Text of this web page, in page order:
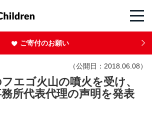
ご寄付のお願い
（公開日：2018.06.08）
エゴ火山の噴火を受け、
所代表代理の声明を発表